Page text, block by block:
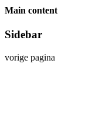
Main content
Sidebar
vorige pagina